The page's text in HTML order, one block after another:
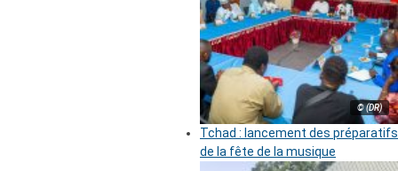
© (DR)
Tchad : lancement des préparatifs
de la fête de la musique